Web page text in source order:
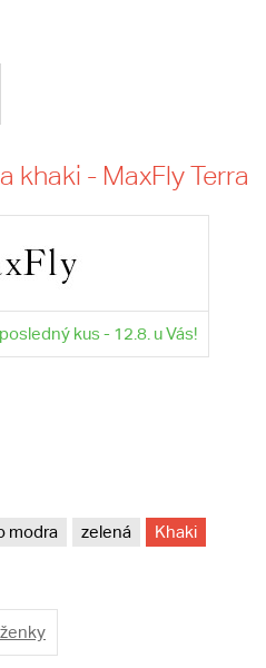
khaki - MaxFly Terra
kus - 12.8. u Vás!
modra zelená
Khaki